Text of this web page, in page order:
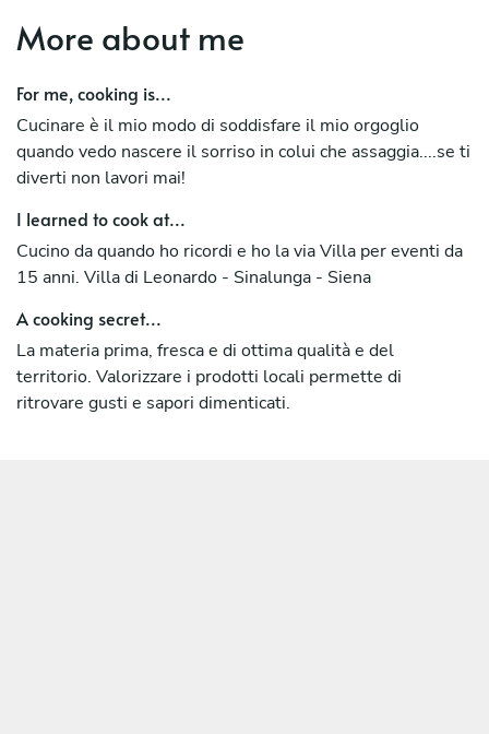
mia venuta in toscana ad unire cacciagione, pollame e
devono sobbollire per ore come da tradizione ma abbiano
anche le tecniche delle cottura a bassa temperatura e l'
innovazione.
More about me
For me, cooking is...
Cucinare è il mio modo di soddisfare il mio orgoglio
quando vedo nascere il sorriso in colui che assaggia....se ti
diverti non lavori mai!
I learned to cook at...
Cucino da quando ho ricordi e ho la via Villa per eventi da
15 anni. Villa di Leonardo - Sinalunga - Siena
A cooking secret...
La materia prima, fresca e di ottima qualità e del
territorio. Valorizzare i prodotti locali permette di
ritrovare gusti e sapori dimenticati.